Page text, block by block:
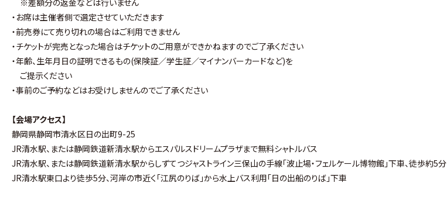
・お席は主催者側で選定させていただきます
・前売券にて売り切れの場合はご利用できません
・チケットが完売となった場合はチケットのご用意ができかねますのでご了承ください
・年齢、生年月日の証明できるもの(保険証／学生証／マイナンバーカードなど)を
ご提示ください
・事前のご予約などはお受けしませんのでご了承ください
【会場アクセス】
静岡県静岡市清水区日の出町9-25
JR清水駅、または静岡鉄道新清水駅からエスパルスドリームプラザまで無料シャトルバス
JR清水駅、または静岡鉄道新清水駅からしずてつジャストライン三保山の手線「波止場・フェルケール博物館」下車、徒歩約5分
JR清水駅東口より徒歩5分、河岸の市近く「江尻のりば」から水上バス利用「日の出船のりば」下車